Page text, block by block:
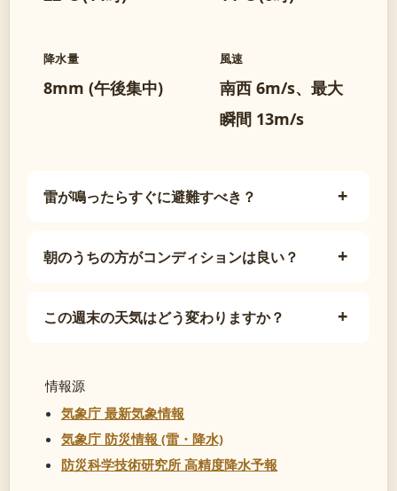
降水量
8mm (午後集中)
風速
南西 6m/s、最大
瞬間 13m/s
雷が鳴ったらすぐに避難すべき？
朝のうちの方がコンディションは良い？
この週末の天気はどう変わりますか？
情報源
気象庁 最新気象情報
気象庁 防災情報 (雷・降水)
防災科学技術研究所 高精度降水予報